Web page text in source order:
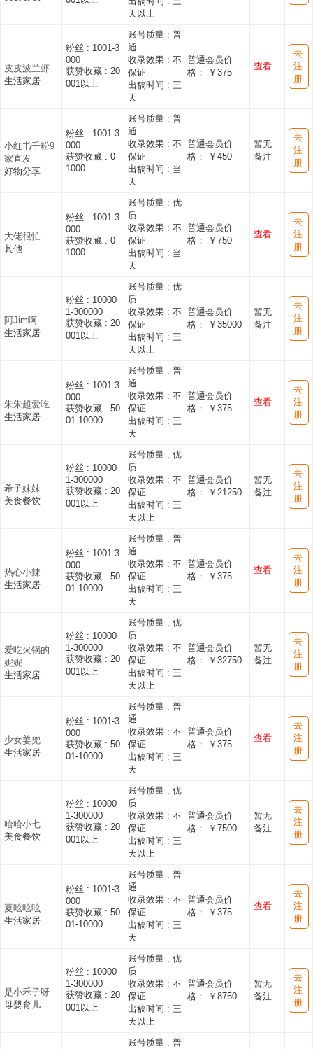
天以上
皮皮波兰虾
生活家居
粉丝 : 1001-3
000
获赞收藏 : 20
001以上
账号质量 : 普
通
收录效果 : 不
保证
出稿时间 : 三
天
普通会员价
格： ￥375
查看
去
注
册
小红书千粉9
家直发
好物分享
粉丝 : 1001-3
000
获赞收藏 : 0-
1000
账号质量 : 普
通
收录效果 : 不
保证
出稿时间 : 当
天
普通会员价
格： ￥450
暂无
备注
去
注
册
大佬很忙
其他
粉丝 : 1001-3
000
获赞收藏 : 0-
1000
账号质量 : 优
质
收录效果 : 不
保证
出稿时间 : 当
天
普通会员价
格： ￥750
查看
去
注
册
阿Jim啊
生活家居
粉丝 : 10000
1-300000
获赞收藏 : 20
001以上
账号质量 : 优
质
收录效果 : 不
保证
出稿时间 : 三
天以上
普通会员价
格： ￥35000
暂无
备注
去
注
册
朱朱超爱吃
生活家居
粉丝 : 1001-3
000
获赞收藏 : 50
01-10000
账号质量 : 普
通
收录效果 : 不
保证
出稿时间 : 三
天
普通会员价
格： ￥375
查看
去
注
册
希子妹妹
美食餐饮
粉丝 : 10000
1-300000
获赞收藏 : 20
001以上
账号质量 : 优
质
收录效果 : 不
保证
出稿时间 : 三
天以上
普通会员价
格： ￥21250
暂无
备注
去
注
册
热心小辣
生活家居
粉丝 : 1001-3
000
获赞收藏 : 50
01-10000
账号质量 : 普
通
收录效果 : 不
保证
出稿时间 : 三
天
普通会员价
格： ￥375
查看
去
注
册
爱吃火锅的
妮妮
生活家居
粉丝 : 10000
1-300000
获赞收藏 : 20
001以上
账号质量 : 优
质
收录效果 : 不
保证
出稿时间 : 三
天以上
普通会员价
格： ￥32750
暂无
备注
去
注
册
少女姜兜
生活家居
粉丝 : 1001-3
000
获赞收藏 : 50
01-10000
账号质量 : 普
通
收录效果 : 不
保证
出稿时间 : 三
天
普通会员价
格： ￥375
查看
去
注
册
哈哈小七
美食餐饮
粉丝 : 10000
1-300000
获赞收藏 : 20
001以上
账号质量 : 优
质
收录效果 : 不
保证
出稿时间 : 三
天以上
普通会员价
格： ￥7500
暂无
备注
去
注
册
夏吆吆吆
生活家居
粉丝 : 1001-3
000
获赞收藏 : 50
01-10000
账号质量 : 普
通
收录效果 : 不
保证
出稿时间 : 三
天
普通会员价
格： ￥375
查看
去
注
册
是小禾子呀
母婴育儿
粉丝 : 10000
1-300000
获赞收藏 : 20
001以上
账号质量 : 优
质
收录效果 : 不
保证
出稿时间 : 三
天以上
普通会员价
格： ￥8750
暂无
备注
去
注
册
账号质量 : 普